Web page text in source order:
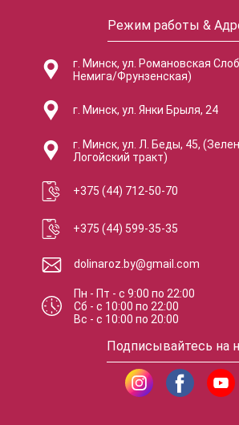
Режим работы &
г. Минск, ул. Романовская
Немига/Фрунзенская)
г. Минск, ул. Янки Брыля, 24
г. Минск, ул. Л. Беды, 45,
Логойский тракт)
+375 (44) 712-50-70
+375 (44) 599-35-35
dolinaroz.by@gmail.com
Пн - Пт -с 9:00по 22:00
Сб -с 10:00по 22:00
Вс -с 10:00по 20:00
Подписывайтесь на